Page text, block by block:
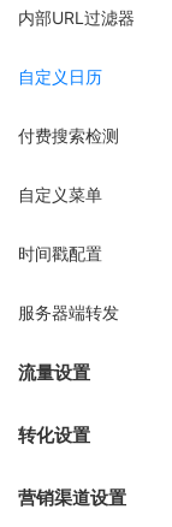
内部URL过滤器
自定义日历
付费搜索检测
自定义菜单
时间戳配置
服务器端转发
流量设置
转化设置
营销渠道设置